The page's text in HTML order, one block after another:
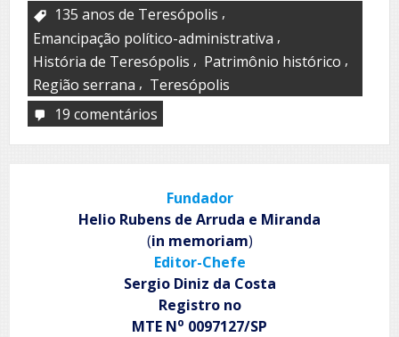
135 anos de Teresópolis ,
Emancipação político-administrativa ,
História de Teresópolis , Patrimônio histórico ,
Região serrana , Teresópolis
19 comentários
celebra
de
emancipação
Fundador
Helio Rubens de Arruda e Miranda
(in memoriam)
Editor-Chefe
Sergio Diniz da Costa
Registro no
MTE No 0097127/SP